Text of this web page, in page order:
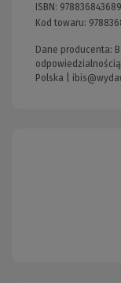
ISBN:
Kod towaru:
Dane producenta:
Polska |